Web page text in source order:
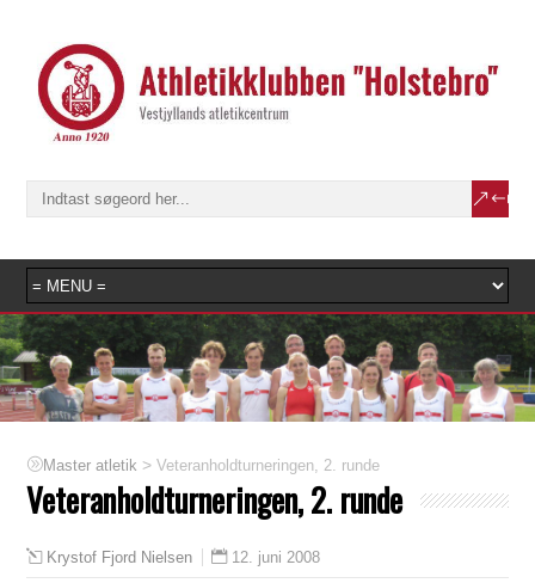
Master atletik >Veteranholdturneringen, 2. runde
Veteranholdturneringen, 2. runde
Krystof Fjord Nielsen 12. juni 2008